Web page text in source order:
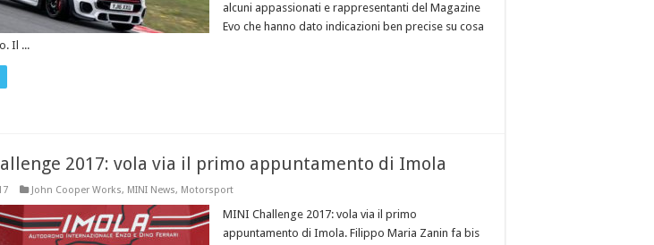
alcuni appassionati e rappresentanti del Magazine
Evo che hanno dato indicazioni ben precise su cosa
Il ...
2017: vola via il primo appuntamento di Imola
John Cooper Works, MINI News, Motorsport
MINI Challenge 2017: vola via il primo
appuntamento di Imola. Filippo Maria Zanin fa bis